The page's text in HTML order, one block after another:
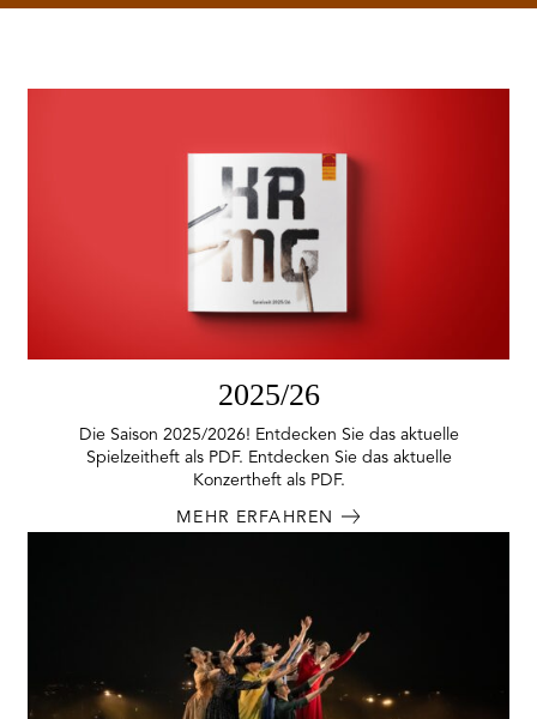
2025/26
Die Saison 2025/2026! Entdecken Sie das aktuelle
Spielzeitheft als PDF. Entdecken Sie das aktuelle
Konzertheft als PDF.
MEHR ERFAHREN